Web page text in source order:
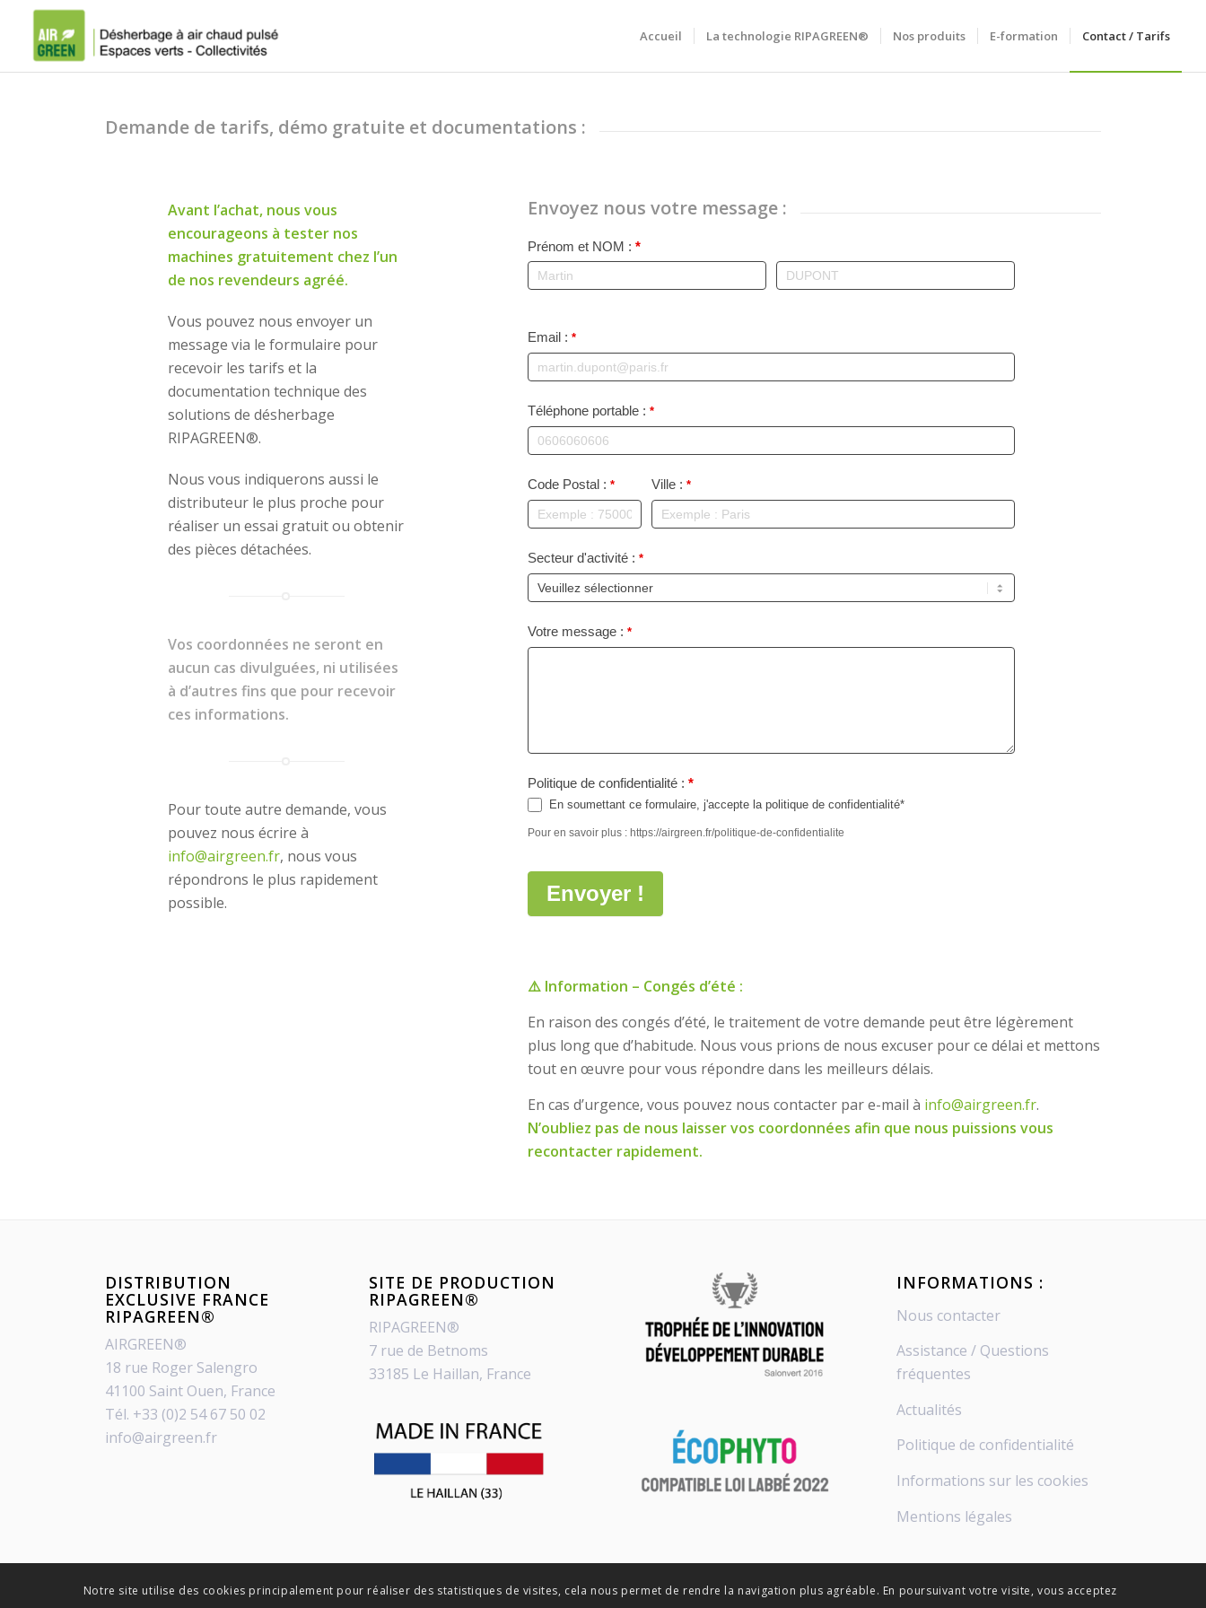
Accueil La technologie RIPAGREEN® Nos produits E-formation Contact / Tarifs
Demande de tarifs, démo gratuite et documentations :
Avant l’achat, nous vous
encourageons à tester nos
machines gratuitement chez l’un
de nos revendeurs agréé.
Vous pouvez nous envoyer un
message via le formulaire pour
recevoir les tarifs et la
documentation technique des
solutions de désherbage
RIPAGREEN®.
Nous vous indiquerons aussi le
distributeur le plus proche pour
réaliser un essai gratuit ou obtenir
des pièces détachées.
Vos coordonnées ne seront en
aucun cas divulguées, ni utilisées
à d’autres fins que pour recevoir
ces informations.
Pour toute autre demande, vous
pouvez nous écrire à
info@airgreen.fr, nous vous
répondrons le plus rapidement
possible.
Envoyez nous votre message :
Contact/Tarifs
Prénom et NOM : *
Prénom
:
Prénom
Email : *
Téléphone portable : *
Code Postal : * Ville :*
Secteur d'activité : *
Votre message : *
Politique de confidentialité : *
En soumettant ce formulaire, j'accepte la politique de confidentialité*
Pour en savoir plus : https://airgreen.fr/politique-de-confidentialite
Envoyer !
⚠️ Information – Congés d’été :
En raison des congés d’été, le traitement de votre demande peut être légèrement
plus long que d’habitude. Nous vous prions de nous excuser pour ce délai et mettons
tout en œuvre pour vous répondre dans les meilleurs délais.
En cas d’urgence, vous pouvez nous contacter par e-mail à info@airgreen.fr.
N’oubliez pas de nous laisser vos coordonnées afin que nous puissions vous
recontacter rapidement.
DISTRIBUTION
EXCLUSIVE FRANCE
RIPAGREEN®
AIRGREEN®
18 rue Roger Salengro
41100 Saint Ouen, France
Tél. +33 (0)2 54 67 50 02
info@airgreen.fr
SITE DE PRODUCTION
RIPAGREEN®
RIPAGREEN®
7 rue de Betnoms
33185 Le Haillan, France
INFORMATIONS :
Nous contacter
Assistance / Questions
fréquentes
Actualités
Politique de confidentialité
Informations sur les cookies
Mentions légales
Notre site utilise des cookies principalement pour réaliser des statistiques de visites, cela nous permet de rendre la navigation plus agréable. En poursuivant votre visite, vous acceptez